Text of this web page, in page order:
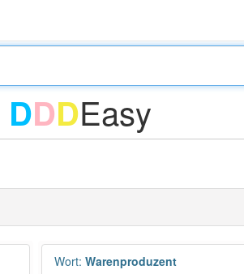
DDDEasy
Wort: Warenproduzent